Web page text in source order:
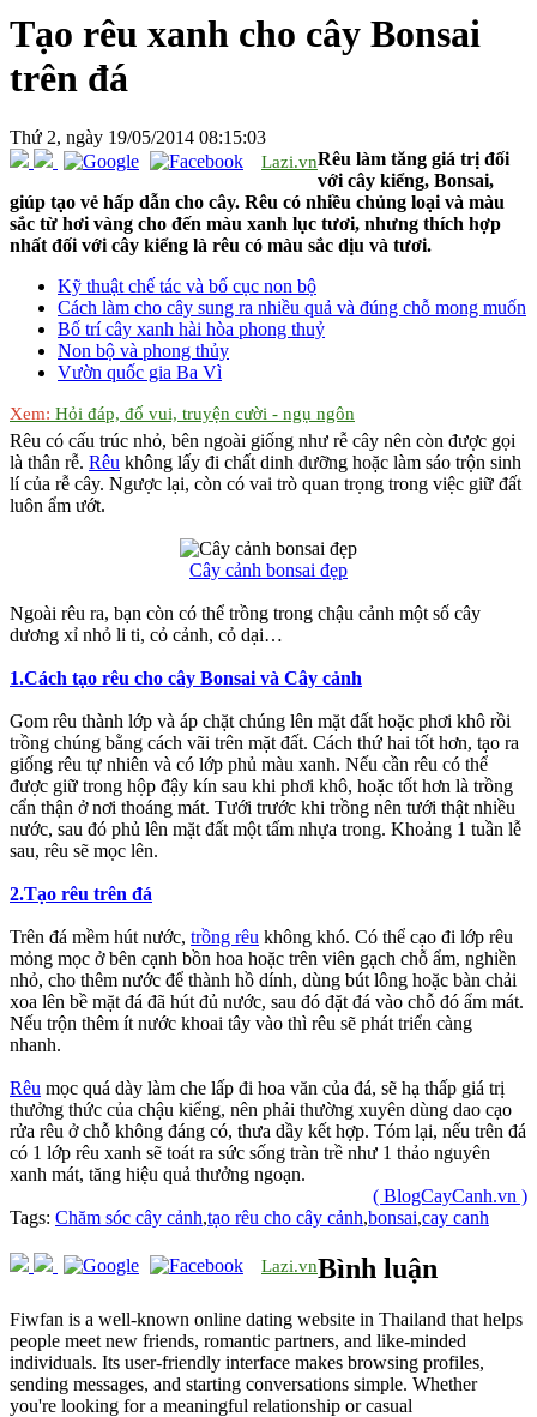
Tạo rêu xanh cho cây Bonsai
trên đá
Thứ 2, ngày 19/05/2014 08:15:03
Lazi.vnRêu làm tăng giá trị đối
với cây kiểng, Bonsai,
giúp tạo vẻ hấp dẫn cho cây. Rêu có nhiều chủng loại và màu
sắc từ hơi vàng cho đến màu xanh lục tươi, nhưng thích hợp
nhất đối với cây kiểng là rêu có màu sắc dịu và tươi.
Kỹ thuật chế tác và bố cục non bộ
Cách làm cho cây sung ra nhiều quả và đúng chỗ mong muốn
Bố trí cây xanh hài hòa phong thuỷ
Non bộ và phong thủy
Vườn quốc gia Ba Vì
Xem: Hỏi đáp, đố vui, truyện cười - ngụ ngôn
Rêu có cấu trúc nhỏ, bên ngoài giống như rễ cây nên còn được gọi
là thân rễ. Rêu không lấy đi chất dinh dưỡng hoặc làm sáo trộn sinh
lí của rễ cây. Ngược lại, còn có vai trò quan trọng trong việc giữ đất
luôn ẩm ướt.
Cây cảnh bonsai đẹp
Ngoài rêu ra, bạn còn có thể trồng trong chậu cảnh một số cây
dương xỉ nhỏ li ti, cỏ cảnh, cỏ dại…
1.Cách tạo rêu cho cây Bonsai và Cây cảnh
Gom rêu thành lớp và áp chặt chúng lên mặt đất hoặc phơi khô rồi
trồng chúng bằng cách vãi trên mặt đất. Cách thứ hai tốt hơn, tạo ra
giống rêu tự nhiên và có lớp phủ màu xanh. Nếu cần rêu có thể
được giữ trong hộp đậy kín sau khi phơi khô, hoặc tốt hơn là trồng
cẩn thận ở nơi thoáng mát. Tưới trước khi trồng nên tưới thật nhiều
nước, sau đó phủ lên mặt đất một tấm nhựa trong. Khoảng 1 tuần lễ
sau, rêu sẽ mọc lên.
2.Tạo rêu trên đá
Trên đá mềm hút nước, trồng rêu không khó. Có thể cạo đi lớp rêu
mỏng mọc ở bên cạnh bồn hoa hoặc trên viên gạch chỗ ẩm, nghiền
nhỏ, cho thêm nước để thành hồ dính, dùng bút lông hoặc bàn chải
xoa lên bề mặt đá đã hút đủ nước, sau đó đặt đá vào chỗ đó ẩm mát.
Nếu trộn thêm ít nước khoai tây vào thì rêu sẽ phát triển càng
nhanh.
Rêu mọc quá dày làm che lấp đi hoa văn của đá, sẽ hạ thấp giá trị
thưởng thức của chậu kiểng, nên phải thường xuyên dùng dao cạo
rửa rêu ở chỗ không đáng có, thưa dầy kết hợp. Tóm lại, nếu trên đá
có 1 lớp rêu xanh sẽ toát ra sức sống tràn trề như 1 thảo nguyên
xanh mát, tăng hiệu quả thưởng ngoạn.
( BlogCayCanh.vn )
Tags: Chăm sóc cây cảnh,tạo rêu cho cây cảnh,bonsai,cay canh
Lazi.vnBình luận
Fiwfan is a well-known online dating website in Thailand that helps
people meet new friends, romantic partners, and like-minded
individuals. Its user-friendly interface makes browsing profiles,
sending messages, and starting conversations simple. Whether
you're looking for a meaningful relationship or casual